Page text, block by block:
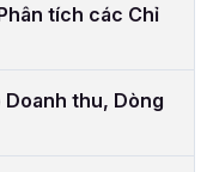
tích các Chỉ
thu, Dòng